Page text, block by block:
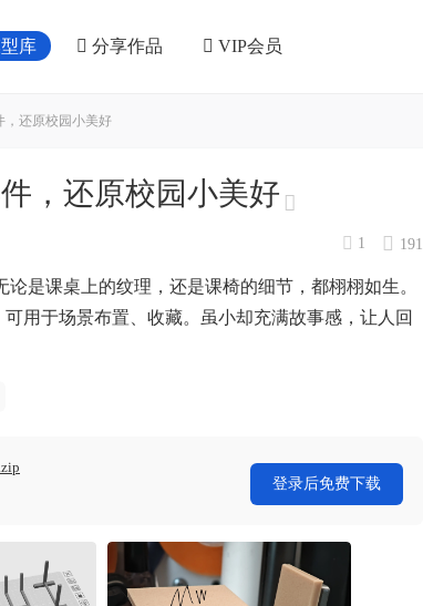
库 分享作品 VIP会员
，还原校园小美好
，还原校园小美好
191
1
是课桌上的纹理，还是课椅的细节，都栩栩如生。
用于场景布置、收藏。虽小却充满故事感，让人回
登录后免费下载